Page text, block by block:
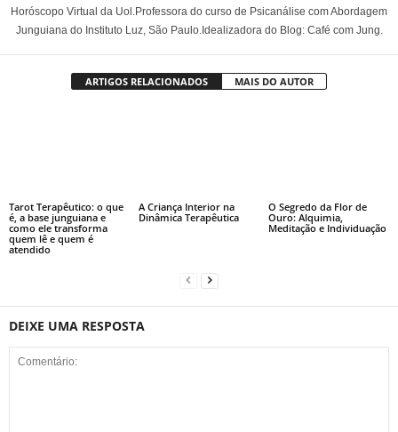
Horóscopo Virtual da Uol.Professora do curso de Psicanálise com Abordagem
Junguiana do Instituto Luz, São Paulo.Idealizadora do Blog: Café com Jung.
ARTIGOS RELACIONADOS MAIS DO AUTOR
Tarot Terapêutico: o que
é, a base junguiana e
como ele transforma
quem lê e quem é
atendido
A Criança Interior na
Dinâmica Terapêutica
O Segredo da Flor de
Ouro: Alquimia,
Meditação e Individuação
DEIXE UMA RESPOSTA